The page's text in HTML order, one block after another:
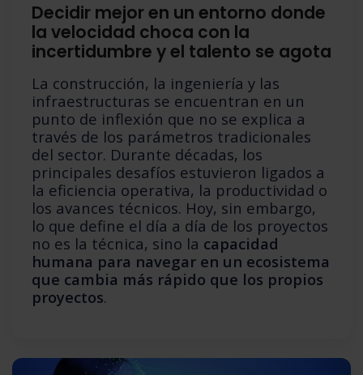
Decidir mejor en un entorno donde
la velocidad choca con la
incertidumbre y el talento se agota
La construcción, la ingeniería y las
infraestructuras se encuentran en un
punto de inflexión que no se explica a
través de los parámetros tradicionales
del sector. Durante décadas, los
principales desafíos estuvieron ligados a
la eficiencia operativa, la productividad o
los avances técnicos. Hoy, sin embargo,
lo que define el día a día de los proyectos
no es la técnica, sino la capacidad
humana para navegar en un ecosistema
que cambia más rápido que los propios
proyectos.